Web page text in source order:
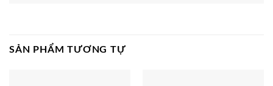
SẢN PHẨM TƯƠNG TỰ